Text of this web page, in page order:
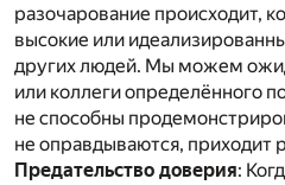
разочарование происходит,
высокие или
других людей. Мы можем
или коллеги определённого
не способны
не оправдываются, приходит
Предательство доверия: